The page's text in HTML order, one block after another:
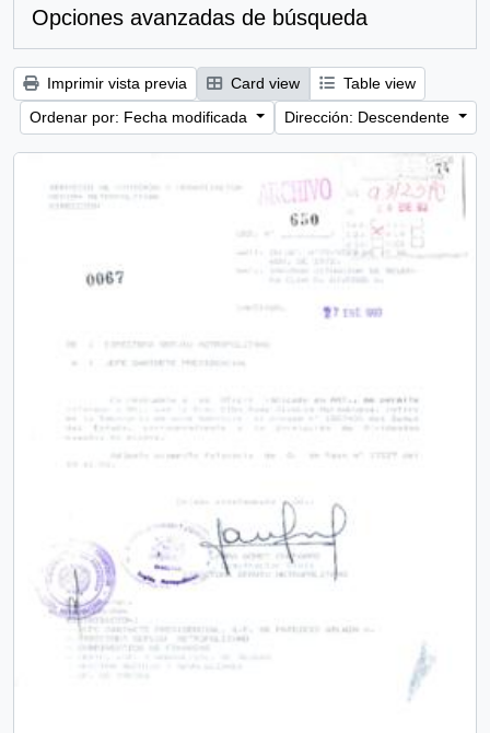
Opciones avanzadas de búsqueda
Imprimir vista previa Card view
Table view
Ordenar por: Fecha modificada
Dirección: Descendente